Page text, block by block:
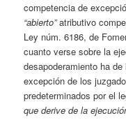
competencia de
“abierto”atributivo
Ley núm. 6186, de
cuanto verse sobre la
desapoderamiento ha
excepción de los
predeterminados por el
que derive de la